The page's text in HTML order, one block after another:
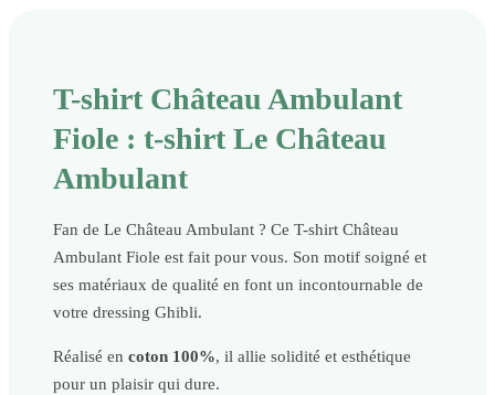
T-shirt Château Ambulant
Fiole : t-shirt Le Château
Ambulant
Fan de Le Château Ambulant ? Ce T-shirt Château
Ambulant Fiole est fait pour vous. Son motif soigné et
ses matériaux de qualité en font un incontournable de
votre dressing Ghibli.
Réalisé en coton 100%, il allie solidité et esthétique
pour un plaisir qui dure.